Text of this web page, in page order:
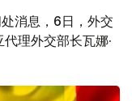
消息，6日，外交
理外交部长瓦娜·